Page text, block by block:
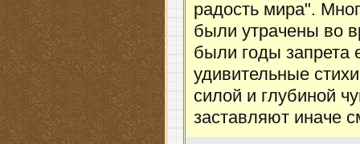
радость мира".
были утрачены во
были годы запрета
удивительные
силой и глубиной
заставляют иначе